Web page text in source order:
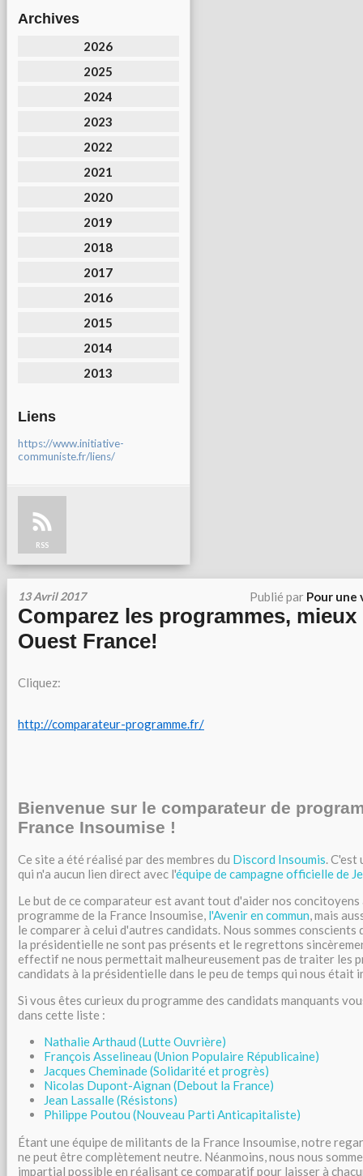
Archives
2026
2025
2024
2023
2022
2021
2020
2019
2018
2017
2016
2015
2014
2013
Liens
https://www.initiative-
communiste.fr/liens/
RSS
13 Avril 2017 Publié par Pour une
Comparez les programmes, mieux
Ouest France!
Cliquez:
http://comparateur-programme.fr/
Bienvenue sur le comparateur de
France Insoumise !
Ce site a été réalisé par des membres du Discord Insoumis.
qui n'a aucun lien direct avec l'équipe de campagne officielle de
Le but de ce comparateur est avant tout d'aider nos
programme de la France Insoumise, l'Avenir en commun, mais
le comparer à celui d'autres candidats. Nous sommes conscients
la présidentielle ne sont pas présents et le regrettons
effectif ne nous permettait malheureusement pas de traiter les
candidats à la présidentielle dans le peu de temps qui nous était
Si vous êtes curieux du programme des candidats manquants
dans cette liste :
Nathalie Arthaud (Lutte Ouvrière)
François Asselineau (Union Populaire Républicaine)
Jacques Cheminade (Solidarité et progrès)
Nicolas Dupont-Aignan (Debout la France)
Jean Lassalle (Résistons)
Philippe Poutou (Nouveau Parti Anticapitaliste)
Étant une équipe de militants de la France Insoumise, notre
ne peut être complètement neutre. Néanmoins, nous nous
impartial possible en réalisant ce comparatif pour laisser à